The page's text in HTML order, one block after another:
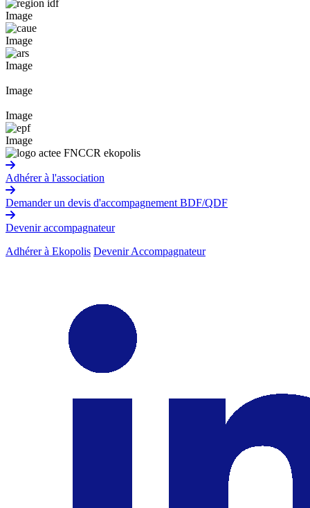
Image
Image
Image
Image
Image
Image
Adhérer à l'association
Demander un devis d'accompagnement BDF/QDF
Devenir accompagnateur
Adhérer à Ekopolis Devenir Accompagnateur